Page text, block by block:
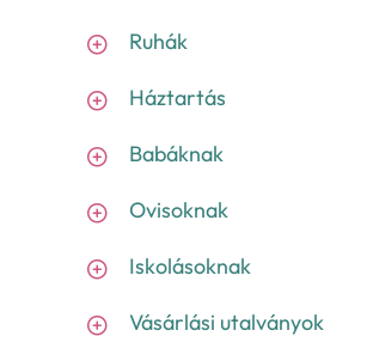
Ruhák
Háztartás
Babáknak
Ovisoknak
Iskolásoknak
Vásárlási utalványok